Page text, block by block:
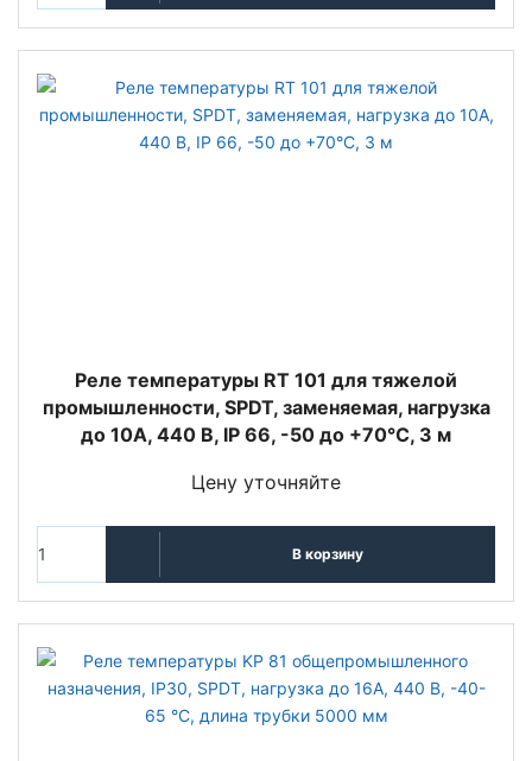
Реле температуры RT 101 для тяжелой
промышленности, SPDT, заменяемая, нагрузка
до 10А, 440 В, IP 66, -50 до +70°С, 3 м
Цену уточняйте
В корзину